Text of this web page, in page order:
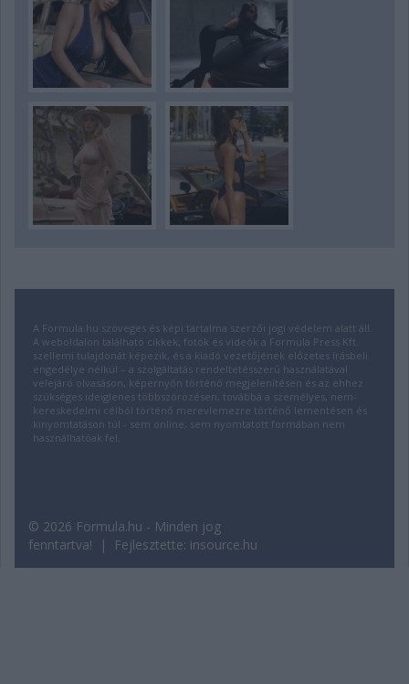
A Formula.hu szöveges és képi tartalma szerzői jogi védelem alatt áll.
A weboldalon található cikkek, fotók és videók a Formula Press Kft.
szellemi tulajdonát képezik, és a kiadó vezetőjének előzetes írásbeli
engedélye nélkül – a szolgáltatás rendeltetésszerű használatával
velejáró olvasáson, képernyőn történő megjelenítésen és az ehhez
szükséges ideiglenes többszörözésen, továbbá a személyes, nem-
kereskedelmi célból történő merevlemezre történő lementésen és
kinyomtatáson túl - sem online, sem nyomtatott formában nem
használhatóak fel.
© 2026 Formula.hu - Minden jog
fenntartva! | Fejlesztette: insource.hu